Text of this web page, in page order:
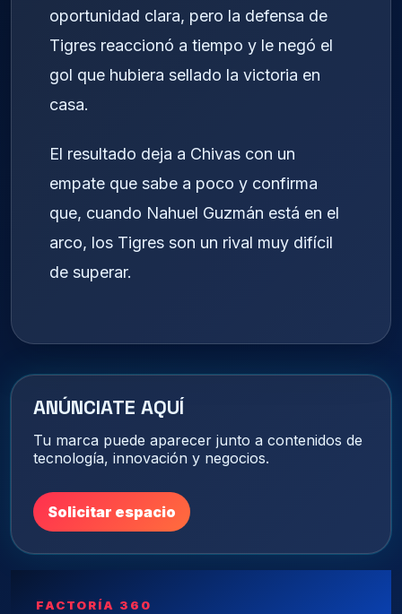
oportunidad clara, pero la defensa de
Tigres reaccionó a tiempo y le negó el
gol que hubiera sellado la victoria en
casa.
El resultado deja a Chivas con un
empate que sabe a poco y confirma
que, cuando Nahuel Guzmán está en el
arco, los Tigres son un rival muy difícil
de superar.
ANÚNCIATE AQUÍ
Tu marca puede aparecer junto a contenidos de
tecnología, innovación y negocios.
Solicitar espacio
FACTORÍA 360